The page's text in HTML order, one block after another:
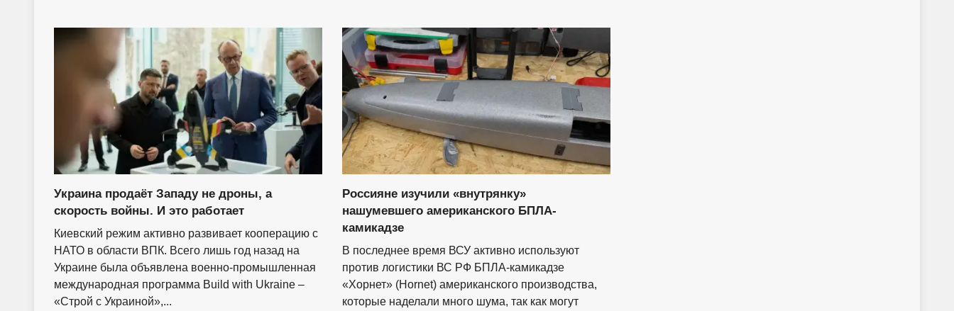
Украина продаёт Западу не дроны, а
скорость войны. И это работает
Киевский режим активно развивает кооперацию с
НАТО в области ВПК. Всего лишь год назад на
Украине была объявлена военно-промышленная
международная программа Build with Ukraine –
«Строй с Украиной»,...
Россияне изучили «внутрянку»
нашумевшего американского БПЛА-
камикадзе
В последнее время ВСУ активно используют
против логистики ВС РФ БПЛА-камикадзе
«Хорнет» (Hornet) американского производства,
которые наделали много шума, так как могут